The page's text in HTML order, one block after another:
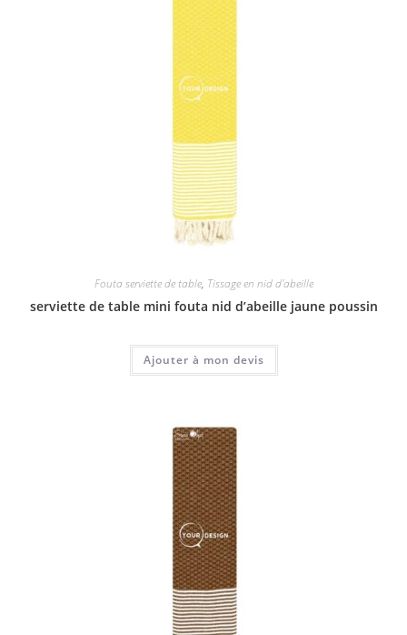
Fouta serviette de table, Tissage en nid d'abeille
serviette de table mini fouta nid d’abeille jaune poussin
Ajouter à mon devis